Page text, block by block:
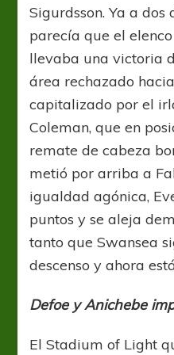
Sigurdsson. Ya a dos
parecía que el
llevaba una victoria
área rechazado
capitalizado por el
Coleman, que en
remate de cabeza
metió por arriba a
igualdad agónica,
puntos y se aleja
tanto que Swansea
descenso y ahora
Defoe y Anichebe
El Stadium of Light